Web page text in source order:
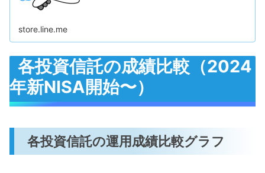
store.line.me
各投資信託の成績比較（2024
年新NISA開始〜）
各投資信託の運用成績比較グラフ